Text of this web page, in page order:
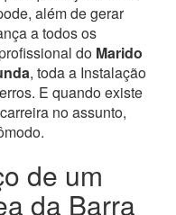
além de gerar
a todos os
do Marido
, toda a Instalação
E quando existe
no assunto,
de um
da Barra